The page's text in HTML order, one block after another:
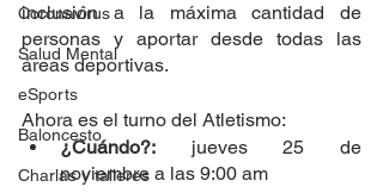
Coronavirus
Salud Mental
eSports
Baloncesto
Charlas y talleres
inclusión a la máxima cantidad de
personas y aportar desde todas las
áreas deportivas.
Ahora es el turno del Atletismo:
¿Cuándo?: jueves 25 de
noviembre a las 9:00 am